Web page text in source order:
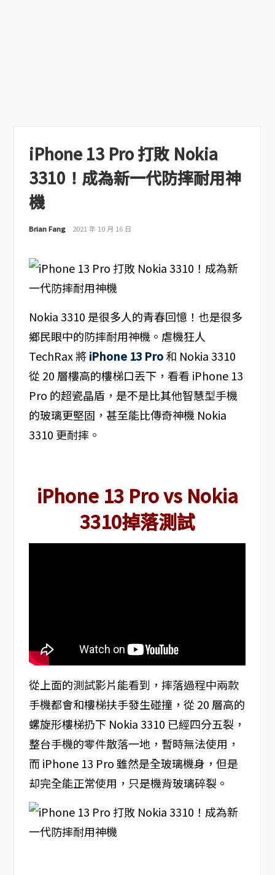
iPhone 13 Pro 打敗 Nokia
3310！成為新一代防摔耐用神
機
Brian Fang 2021 年 10 月 16 日
Nokia 3310 是很多人的青春回憶！也是很多
鄉民眼中的防摔耐用神機。虐機狂人
TechRax 將iPhone 13 Pro和 Nokia 3310
從 20 層樓高的樓梯口丟下，看看 iPhone 13
Pro 的超瓷晶盾，是不是比其他智慧型手機
的玻璃更堅固，甚至能比傳奇神機 Nokia
3310 更耐摔。
iPhone 13 Pro vs Nokia
3310掉落測試
從上面的測試影片能看到，摔落過程中兩款
手機都會和樓梯扶手發生碰撞，從 20 層高的
螺旋形樓梯扔下 Nokia 3310 已經四分五裂，
整台手機的零件散落一地，暫時無法使用，
而 iPhone 13 Pro 雖然是全玻璃機身，但是
却完全能正常使用，只是機背玻璃碎裂。